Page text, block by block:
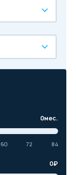
0мес.
60 72 84
0₽